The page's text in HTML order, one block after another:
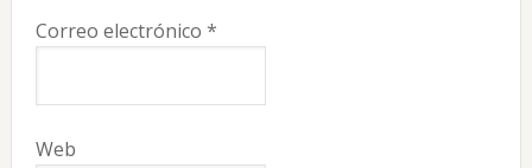
Correo electrónico *
Web